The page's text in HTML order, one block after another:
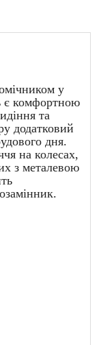
у
є комфортною
та
додатковий
дня.
на колесах,
з металевою